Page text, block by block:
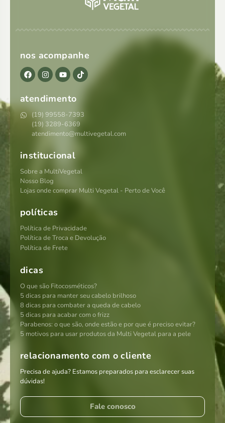
nos acompanhe
atendimento
(19) 99558-7393
(19) 3289-6369
atendimento@multivegetal.com
institucional
Sobre a MultiVegetal
Nosso Blog
Lojas onde comprar Multi Vegetal - Perto de Você
políticas
Política de Privacidade
Política de Troca e Devolução
Política de Frete
dicas
O que são Fitocosméticos?
5 dicas para manter seu cabelo brilhoso
8 dicas para combater a queda de cabelo
5 dicas para acabar com o frizz
Parabenos: o que são, onde estão e por que é preciso evitar?
5 motivos para usar produtos da Multi Vegetal para a pele
relacionamento com o cliente
Precisa de ajuda? Estamos preparados para esclarecer suas
dúvidas!
Fale conosco